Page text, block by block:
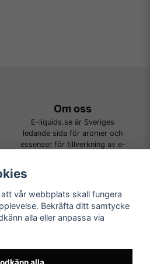
Om oss
E-liquids.se är Sveriges
ledande sida för aromer och
essenser för tillverkning av e-
Läs mer
vår webbplats skall fungera
Bekräfta ditt samtycke
alla eller anpassa via
alla